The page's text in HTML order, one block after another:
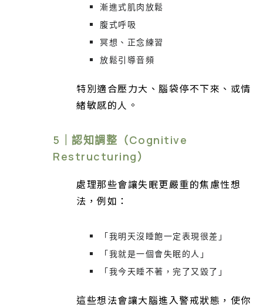
漸進式肌肉放鬆
腹式呼吸
冥想、正念練習
放鬆引導音頻
特別適合壓力大、腦袋停不下來、或情
緒敏感的人。
5｜認知調整（Cognitive
Restructuring）
處理那些會讓失眠更嚴重的焦慮性想
法，例如：
「我明天沒睡飽一定表現很差」
「我就是一個會失眠的人」
「我今天睡不著，完了又毀了」
這些想法會讓大腦進入警戒狀態，使你